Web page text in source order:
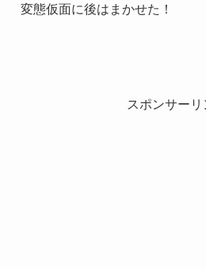
変態仮面に後はまかせた！
スポンサーリ